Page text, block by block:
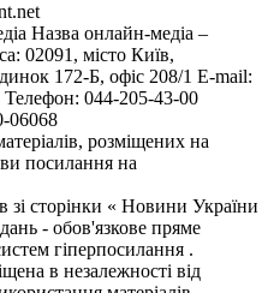
Назва онлайн-медіа –
02091, місто Київ,
172-Б, офіс 208/1 E-mail:
Телефон: 044-205-43-00
06068
розміщених на
посилання на
зі сторінки « Новини України
- обов'язкове пряме
гіперпосилання .
в незалежності від